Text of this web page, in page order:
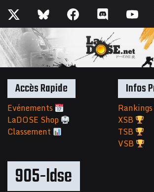
905-ldse
Accès Rapide
Evénements
LaDOSE Shop
Classement
Infos
Rankings
XSB
TSB
VSB